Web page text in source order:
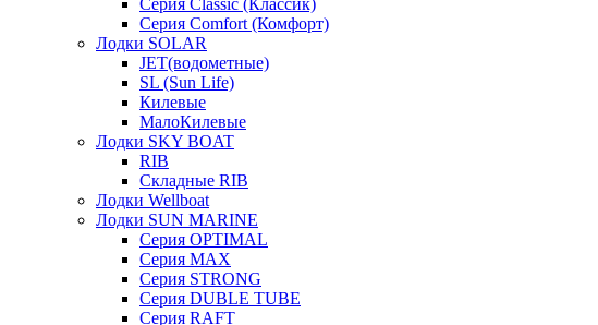
Серия Classic (Классик)
Серия Comfort (Комфорт)
Лодки SOLAR
JET(водометные)
SL (Sun Life)
Килевые
МалоКилевые
Лодки SKY BOAT
RIB
Складные RIB
Лодки Wellboat
Лодки SUN MARINE
Серия OPTIMAL
Cерия MAX
Cерия STRONG
Серия DUBLE TUBE
Серия RAFT